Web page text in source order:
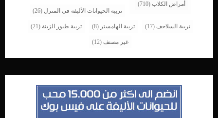
أمراض الكلاب (710)
تربية الحيوانات الأليفة في المنزل (26)
تربية السلاحف (17) تربية الهامستر (8) تربية طيور الزينة (21)
غير مصنف (12)